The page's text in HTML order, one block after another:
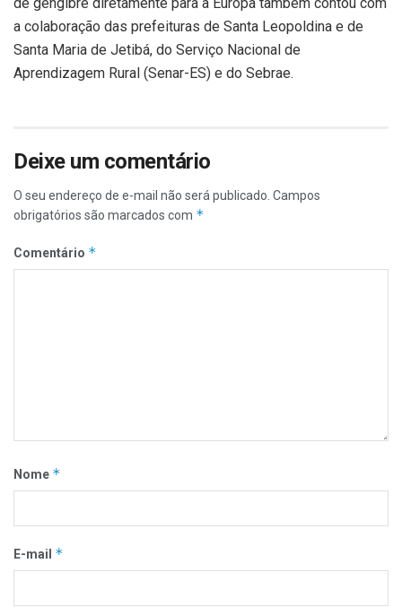
a colaboração das prefeituras de Santa Leopoldina e de
Santa Maria de Jetibá, do Serviço Nacional de
Aprendizagem Rural (Senar-ES) e do Sebrae.
Deixe um comentário
O seu endereço de e-mail não será publicado. Campos
obrigatórios são marcados com *
Comentário *
Nome *
E-mail *